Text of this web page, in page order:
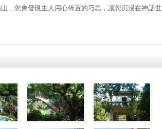
，您會發現主人用心佈置的巧思，讓您沉浸在神話世